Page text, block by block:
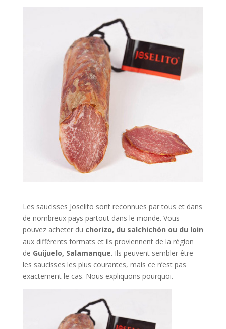
Les saucisses Joselito sont reconnues par tous et dans
de nombreux pays partout dans le monde. Vous
pouvez acheter du chorizo, du salchichón ou du loin
aux différents formats et ils proviennent de la région
de Guijuelo, Salamanque. Ils peuvent sembler être
les saucisses les plus courantes, mais ce n’est pas
exactement le cas. Nous expliquons pourquoi.